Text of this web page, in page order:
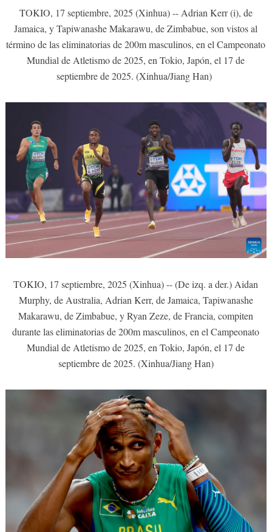
TOKIO, 17 septiembre, 2025 (Xinhua) -- Adrian Kerr (i), de
Jamaica, y Tapiwanashe Makarawu, de Zimbabue, son vistos al
término de las eliminatorias de 200m masculinos, en el Campeonato
Mundial de Atletismo de 2025, en Tokio, Japón, el 17 de
septiembre de 2025. (Xinhua/Jiang Han)
TOKIO, 17 septiembre, 2025 (Xinhua) -- (De izq. a der.) Aidan
Murphy, de Australia, Adrian Kerr, de Jamaica, Tapiwanashe
Makarawu, de Zimbabue, y Ryan Zeze, de Francia, compiten
durante las eliminatorias de 200m masculinos, en el Campeonato
Mundial de Atletismo de 2025, en Tokio, Japón, el 17 de
septiembre de 2025. (Xinhua/Jiang Han)